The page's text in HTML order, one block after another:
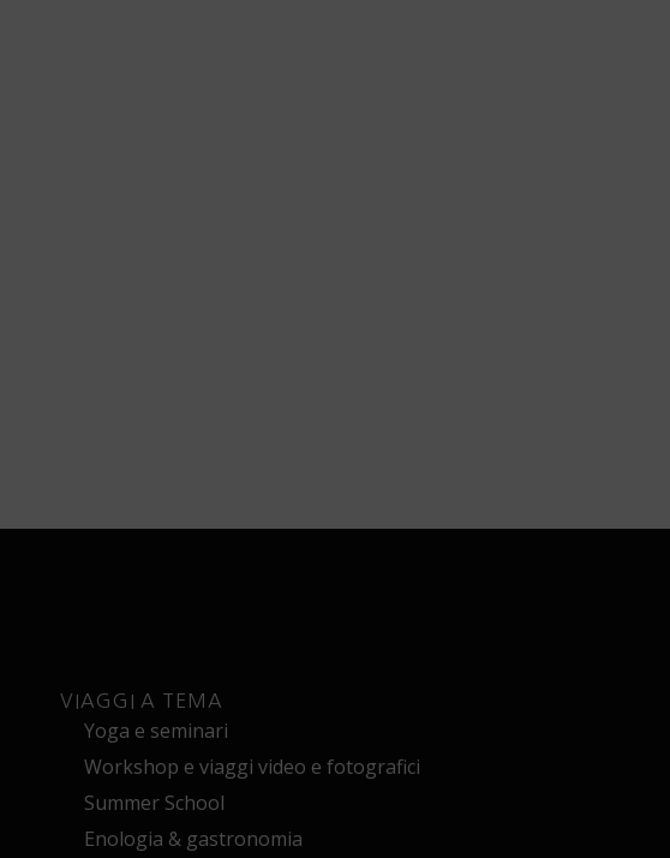
VIAGGI A TEMA
Yoga e seminari
Workshop e viaggi video e fotografici
Summer School
Enologia & gastronomia